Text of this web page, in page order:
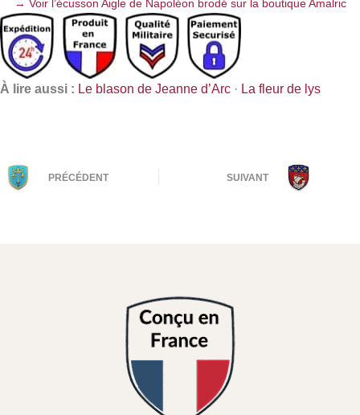
→ Voir l’écusson Aigle de Napoléon brodé sur la boutique Amalric
À lire aussi : Le blason de Jeanne d’Arc · La fleur de lys
PRÉCÉDENT SUIVANT